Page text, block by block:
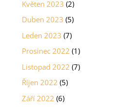
Květen 2023 (2)
Duben 2023 (5)
Leden 2023 (7)
Prosinec 2022 (1)
Listopad 2022 (7)
Říjen 2022 (5)
Září 2022 (6)